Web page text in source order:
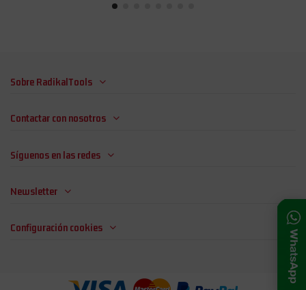
Sobre RadikalTools
Contactar con nosotros
Síguenos en las redes
Newsletter
Configuración cookies